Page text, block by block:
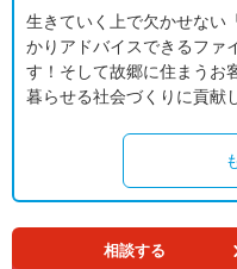
生きていく上で欠かせない
かりアドバイスできるファ
す！そして故郷に住まうお
暮らせる社会づくりに貢献
相談する